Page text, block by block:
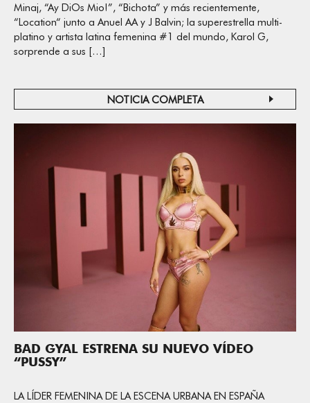
Minaj, “Ay DiOs Mio!”, “Bichota” y más recientemente,
“Location“ junto a Anuel AA y J Balvin; la superestrella multi-
platino y artista latina femenina #1 del mundo, Karol G,
sorprende a sus […]
NOTICIA COMPLETA
BAD GYAL ESTRENA SU NUEVO VÍDEO
“PUSSY”
LA LÍDER FEMENINA DE LA ESCENA URBANA EN ESPAÑA